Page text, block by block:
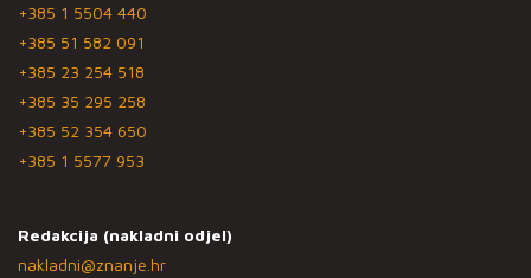
+385 1 5504 440
+385 51 582 091
+385 23 254 518
+385 35 295 258
+385 52 354 650
+385 1 5577 953
Redakcija (nakladni odjel)
nakladni@znanje.hr